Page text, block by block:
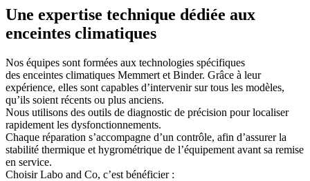
Une expertise technique dédiée aux
enceintes climatiques
Nos équipes sont formées aux technologies spécifiques
des enceintes climatiques Memmert et Binder. Grâce à leur
expérience, elles sont capables d’intervenir sur tous les modèles,
qu’ils soient récents ou plus anciens.
Nous utilisons des outils de diagnostic de précision pour localiser
rapidement les dysfonctionnements.
Chaque réparation s’accompagne d’un contrôle, afin d’assurer la
stabilité thermique et hygrométrique de l’équipement avant sa remise
en service.
Choisir Labo and Co, c’est bénéficier :